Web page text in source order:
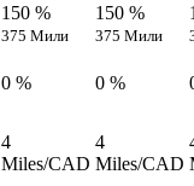
150 %
375 Мили
150 %
375 Мили
0 % 0 %
4
Miles/CAD
4
Miles/CAD